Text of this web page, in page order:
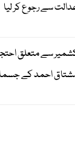
سے رجوع کر لیا
سے متعلق
احمد کے